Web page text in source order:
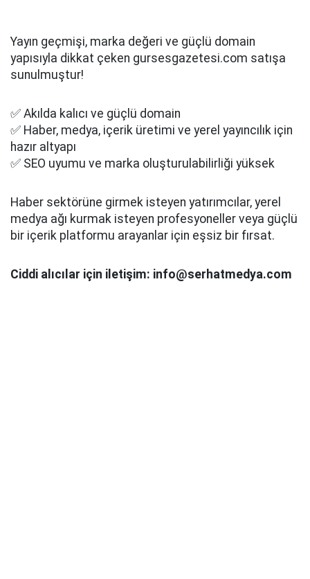
Yayın geçmişi, marka değeri ve güçlü domain
yapısıyla dikkat çeken gursesgazetesi.com satışa
sunulmuştur!
✅ Akılda kalıcı ve güçlü domain
✅ Haber, medya, içerik üretimi ve yerel yayıncılık için
hazır altyapı
✅ SEO uyumu ve marka oluşturulabilirliği yüksek
Haber sektörüne girmek isteyen yatırımcılar, yerel
medya ağı kurmak isteyen profesyoneller veya güçlü
bir içerik platformu arayanlar için eşsiz bir fırsat.
Ciddi alıcılar için iletişim: info@serhatmedya.com